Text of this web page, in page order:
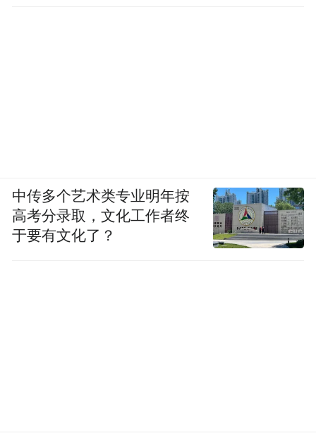
中传多个艺术类专业明年按
高考分录取，文化工作者终
于要有文化了？